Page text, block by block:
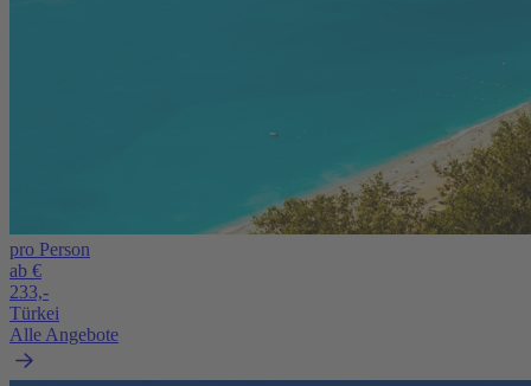
pro Person
ab €
233,-
Türkei
Alle Angebote